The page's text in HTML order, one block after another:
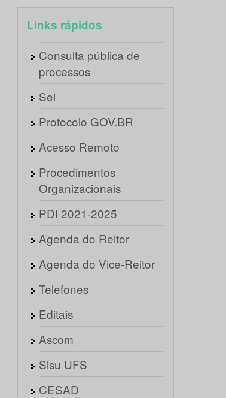
Links rápidos
Consulta pública de
processos
Sei
Protocolo GOV.BR
Acesso Remoto
Procedimentos
Organizacionais
PDI 2021-2025
Agenda do Reitor
Agenda do Vice-Reitor
Telefones
Editais
Ascom
Sisu UFS
CESAD